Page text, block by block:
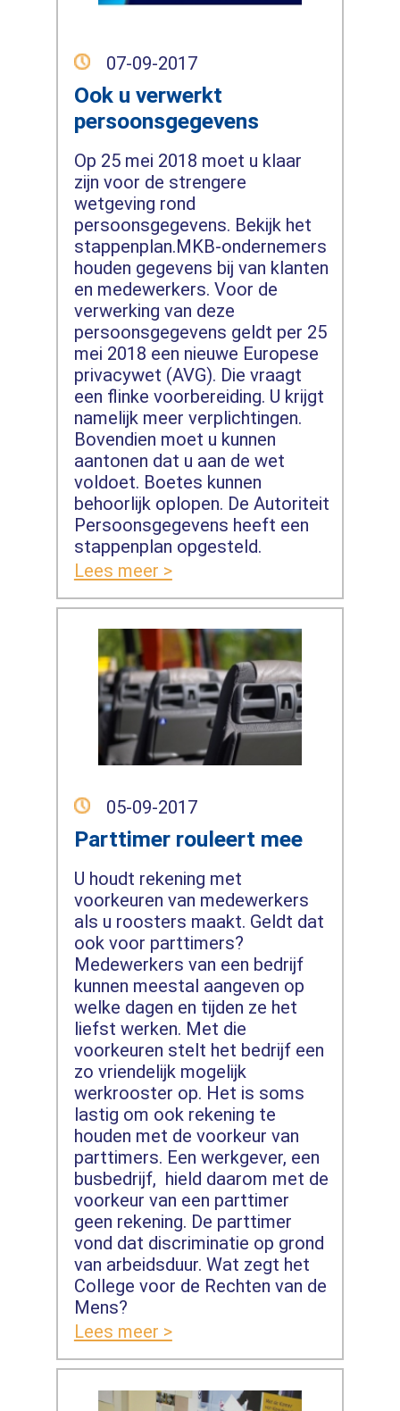
07-09-2017
Ook u verwerkt
persoonsgegevens
Op 25 mei 2018 moet u klaar
zijn voor de strengere
wetgeving rond
persoonsgegevens. Bekijk het
stappenplan.MKB-ondernemers
houden gegevens bij van klanten
en medewerkers. Voor de
verwerking van deze
persoonsgegevens geldt per 25
mei 2018 een nieuwe Europese
privacywet (AVG). Die vraagt
een flinke voorbereiding. U krijgt
namelijk meer verplichtingen.
Bovendien moet u kunnen
aantonen dat u aan de wet
voldoet. Boetes kunnen
behoorlijk oplopen. De Autoriteit
Persoonsgegevens heeft een
stappenplan opgesteld.
Lees meer >
05-09-2017
Parttimer rouleert mee
U houdt rekening met
voorkeuren van medewerkers
als u roosters maakt. Geldt dat
ook voor parttimers?
Medewerkers van een bedrijf
kunnen meestal aangeven op
welke dagen en tijden ze het
liefst werken. Met die
voorkeuren stelt het bedrijf een
zo vriendelijk mogelijk
werkrooster op. Het is soms
lastig om ook rekening te
houden met de voorkeur van
parttimers. Een werkgever, een
busbedrijf, hield daarom met de
voorkeur van een parttimer
geen rekening. De parttimer
vond dat discriminatie op grond
van arbeidsduur. Wat zegt het
College voor de Rechten van de
Mens?
Lees meer >